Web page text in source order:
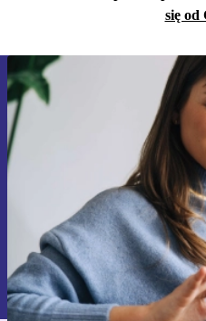
się od
Zapisz się na
Nie przegap
Informacje na temat używania
naszej
Polityce prywatności